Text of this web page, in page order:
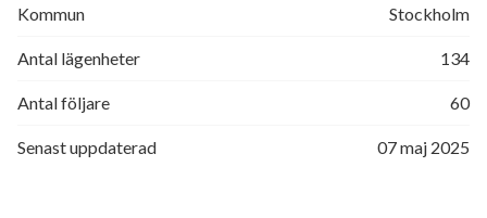
Kommun Stockholm
Antal lägenheter 134
Antal följare 60
Senast uppdaterad 07 maj 2025